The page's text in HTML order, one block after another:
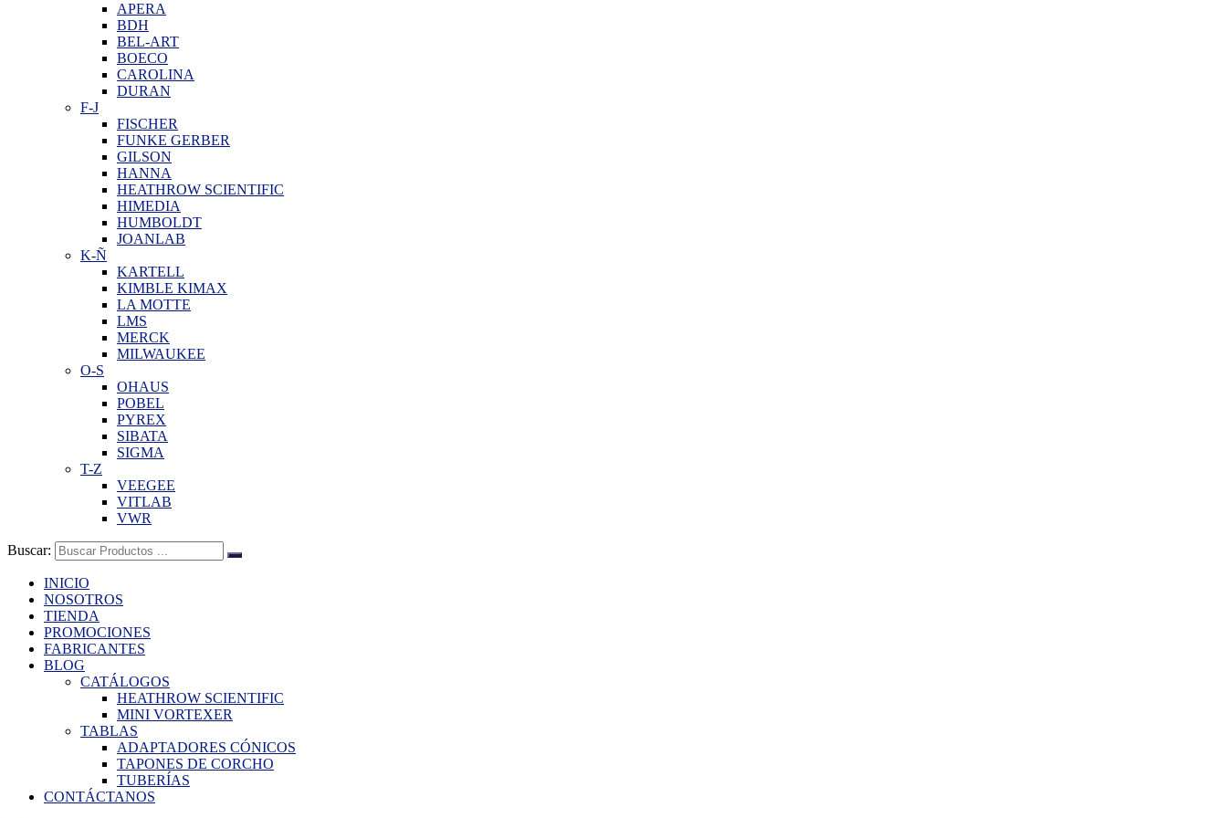
APERA
BDH
BEL-ART
BOECO
CAROLINA
DURAN
F-J
FISCHER
FUNKE GERBER
GILSON
HANNA
HEATHROW SCIENTIFIC
HIMEDIA
HUMBOLDT
JOANLAB
K-Ñ
KARTELL
KIMBLE KIMAX
LA MOTTE
LMS
MERCK
MILWAUKEE
O-S
OHAUS
POBEL
PYREX
SIBATA
SIGMA
T-Z
VEEGEE
VITLAB
VWR
Buscar:
INICIO
NOSOTROS
TIENDA
PROMOCIONES
FABRICANTES
BLOG
CATÁLOGOS
HEATHROW SCIENTIFIC
MINI VORTEXER
TABLAS
ADAPTADORES CÓNICOS
TAPONES DE CORCHO
TUBERÍAS
CONTÁCTANOS